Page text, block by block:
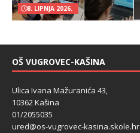
8. LIPNJA 2026.
OŠ VUGROVEC-KAŠINA
Ulica Ivana Mažuranića 43,
10362 Kašina
01/2055035
ured@os-vugrovec-kasina.skole.hr